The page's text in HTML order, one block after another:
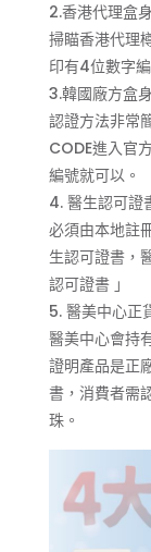
2.香港代理盒
掃瞄香港代理
印有4位數字
3.韓國廠方盒
認證方法非常
CODE進入官
編號就可以。
4. 醫生認可證
必須由本地註
生認可證書，
認可證書 」
5. 醫美中心正
醫美中心會持
證明產品是正
書，消費者需
珠。